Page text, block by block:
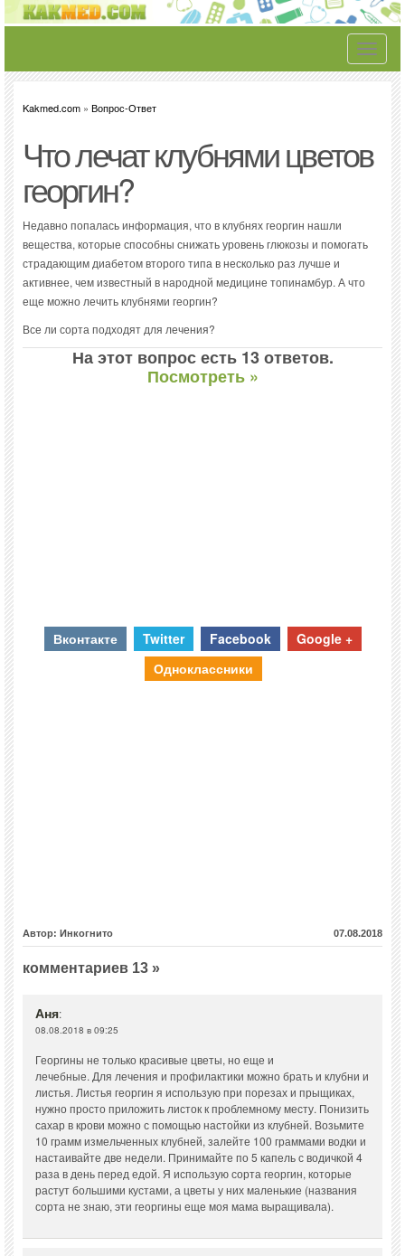
Toggle
Kakmed.com » Вопрос-Ответ
Что лечат клубнями цветов
георгин?
Недавно попалась информация, что в клубнях георгин нашли
вещества, которые способны снижать уровень глюкозы и помогать
страдающим диабетом второго типа в несколько раз лучше и
активнее, чем известный в народной медицине топинамбур. А что
еще можно лечить клубнями георгин?
Все ли сорта подходят для лечения?
На этот вопрос есть 13 ответов.
Посмотреть »
Вконтакте Twitter Facebook
Google +
Одноклассники
Автор: Инкогнито 07.08.2018
комментариев 13 »
Аня:
08.08.2018 в 09:25
Георгины не только красивые цветы, но еще и
лечебные. Для лечения и профилактики можно брать и клубни и
листья. Листья георгин я использую при порезах и прыщиках,
нужно просто приложить листок к проблемному месту. Понизить
сахар в крови можно с помощью настойки из клубней. Возьмите
10 грамм измельченных клубней, залейте 100 граммами водки и
настаивайте две недели. Принимайте по 5 капель с водичкой 4
раза в день перед едой. Я использую сорта георгин, которые
растут большими кустами, а цветы у них маленькие (названия
сорта не знаю, эти георгины еще моя мама выращивала).